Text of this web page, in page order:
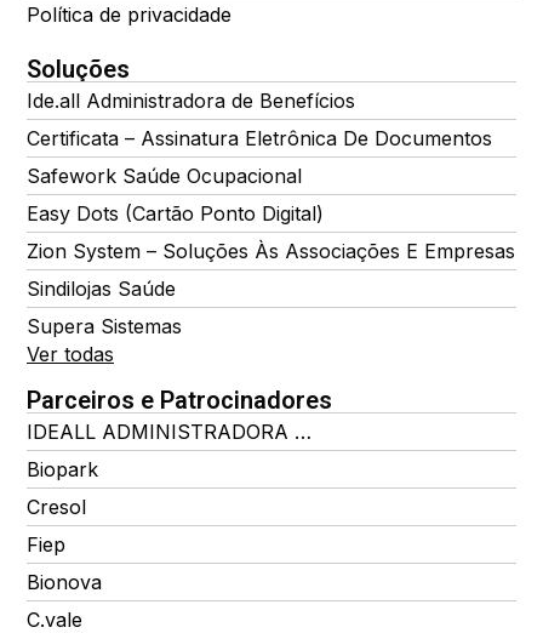
Política de privacidade
Soluções
Ide.all Administradora de Benefícios
Certificata – Assinatura Eletrônica De Documentos
Safework Saúde Ocupacional
Easy Dots (Cartão Ponto Digital)
Zion System – Soluções Às Associações E Empresas
Sindilojas Saúde
Supera Sistemas
Ver todas
Parceiros e Patrocinadores
IDEALL ADMINISTRADORA DE BENEFÍCIOS
Biopark
Cresol
Fiep
Bionova
C.vale